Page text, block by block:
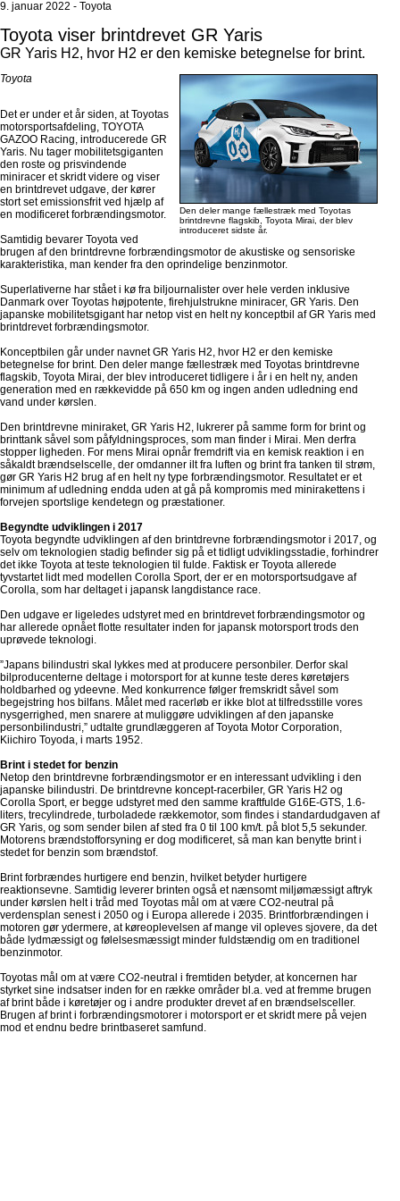
9. januar 2022 - Toyota
Toyota viser brintdrevet GR Yaris
GR Yaris H2, hvor H2 er den kemiske betegnelse for brint.
Den deler mange fællestræk med Toyotas
brintdrevne flagskib, Toyota Mirai, der blev
introduceret sidste år.
Toyota
Det er under et år siden, at Toyotas
motorsportsafdeling, TOYOTA
GAZOO Racing, introducerede GR
Yaris. Nu tager mobilitetsgiganten
den roste og prisvindende
miniracer et skridt videre og viser
en brintdrevet udgave, der kører
stort set emissionsfrit ved hjælp af
en modificeret forbrændingsmotor.
Samtidig bevarer Toyota ved
brugen af den brintdrevne forbrændingsmotor de akustiske og sensoriske
karakteristika, man kender fra den oprindelige benzinmotor.
Superlativerne har stået i kø fra biljournalister over hele verden inklusive
Danmark over Toyotas højpotente, firehjulstrukne miniracer, GR Yaris. Den
japanske mobilitetsgigant har netop vist en helt ny konceptbil af GR Yaris med
brintdrevet forbrændingsmotor.
Konceptbilen går under navnet GR Yaris H2, hvor H2 er den kemiske
betegnelse for brint. Den deler mange fællestræk med Toyotas brintdrevne
flagskib, Toyota Mirai, der blev introduceret tidligere i år i en helt ny, anden
generation med en rækkevidde på 650 km og ingen anden udledning end
vand under kørslen.
Den brintdrevne miniraket, GR Yaris H2, lukrerer på samme form for brint og
brinttank såvel som påfyldningsproces, som man finder i Mirai. Men derfra
stopper ligheden. For mens Mirai opnår fremdrift via en kemisk reaktion i en
såkaldt brændselscelle, der omdanner ilt fra luften og brint fra tanken til strøm,
gør GR Yaris H2 brug af en helt ny type forbrændingsmotor. Resultatet er et
minimum af udledning endda uden at gå på kompromis med minirakettens i
forvejen sportslige kendetegn og præstationer.
Begyndte udviklingen i 2017
Toyota begyndte udviklingen af den brintdrevne forbrændingsmotor i 2017, og
selv om teknologien stadig befinder sig på et tidligt udviklingsstadie, forhindrer
det ikke Toyota at teste teknologien til fulde. Faktisk er Toyota allerede
tyvstartet lidt med modellen Corolla Sport, der er en motorsportsudgave af
Corolla, som har deltaget i japansk langdistance race.
Den udgave er ligeledes udstyret med en brintdrevet forbrændingsmotor og
har allerede opnået flotte resultater inden for japansk motorsport trods den
uprøvede teknologi.
”Japans bilindustri skal lykkes med at producere personbiler. Derfor skal
bilproducenterne deltage i motorsport for at kunne teste deres køretøjers
holdbarhed og ydeevne. Med konkurrence følger fremskridt såvel som
begejstring hos bilfans. Målet med racerløb er ikke blot at tilfredsstille vores
nysgerrighed, men snarere at muliggøre udviklingen af den japanske
personbilindustri,” udtalte grundlæggeren af Toyota Motor Corporation,
Kiichiro Toyoda, i marts 1952.
Brint i stedet for benzin
Netop den brintdrevne forbrændingsmotor er en interessant udvikling i den
japanske bilindustri. De brintdrevne koncept-racerbiler, GR Yaris H2 og
Corolla Sport, er begge udstyret med den samme kraftfulde G16E-GTS, 1.6-
liters, trecylindrede, turboladede rækkemotor, som findes i standardudgaven af
GR Yaris, og som sender bilen af sted fra 0 til 100 km/t. på blot 5,5 sekunder.
Motorens brændstofforsyning er dog modificeret, så man kan benytte brint i
stedet for benzin som brændstof.
Brint forbrændes hurtigere end benzin, hvilket betyder hurtigere
reaktionsevne. Samtidig leverer brinten også et nænsomt miljømæssigt aftryk
under kørslen helt i tråd med Toyotas mål om at være CO2-neutral på
verdensplan senest i 2050 og i Europa allerede i 2035. Brintforbrændingen i
motoren gør ydermere, at køreoplevelsen af mange vil opleves sjovere, da det
både lydmæssigt og følelsesmæssigt minder fuldstændig om en traditionel
benzinmotor.
Toyotas mål om at være CO2-neutral i fremtiden betyder, at koncernen har
styrket sine indsatser inden for en række områder bl.a. ved at fremme brugen
af brint både i køretøjer og i andre produkter drevet af en brændselsceller.
Brugen af brint i forbrændingsmotorer i motorsport er et skridt mere på vejen
mod et endnu bedre brintbaseret samfund.